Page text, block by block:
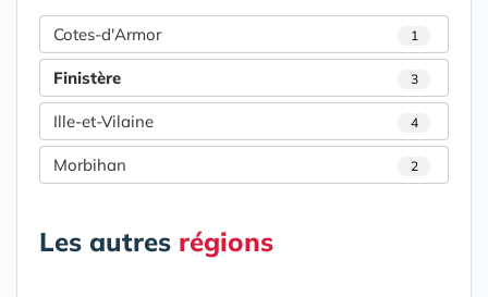
Cotes-d'Armor 1
Finistère 3
Ille-et-Vilaine 4
Morbihan 2
Les autres régions